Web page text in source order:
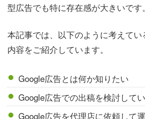
型広告でも特に存在感が大きいです。
本記事では、以下のように考えて
内容をご紹介しています。
Google広告とは何か知りたい
Google広告での出稿を検討して
Google広告を代理店に依頼して